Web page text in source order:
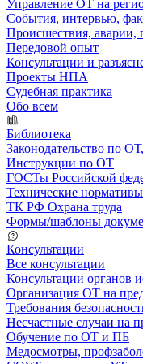
Управление ОТ на
События, интервью,
Происшествия, аварии,
Передовой опыт
Консультации и
Проекты НПА
Судебная практика
Обо всем
Библиотека
Законодательство по
Инструкции по ОТ
ГОСТы Российской
Технические нормативы
ТК РФ Охрана труда
Формы/шаблоны
Консультации
Все консультации
Консультации органов
Организация ОТ на
Требования
Несчастные случаи на
Обучение по ОТ и ПБ
Медосмотры,